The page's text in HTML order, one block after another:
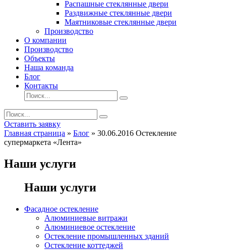
Распашные стеклянные двери
Раздвижные стеклянные двери
Маятниковые стеклянные двери
Производство
О компании
Производство
Объекты
Наша команда
Блог
Контакты
Оставить заявку
Главная страница » Блог » 30.06.2016 Остекление
супермаркета «Лента»
Наши услуги
Наши услуги
Фасадное остекление
Алюминиевые витражи
Алюминиевое остекление
Остекление промышленных зданий
Остекление коттеджей